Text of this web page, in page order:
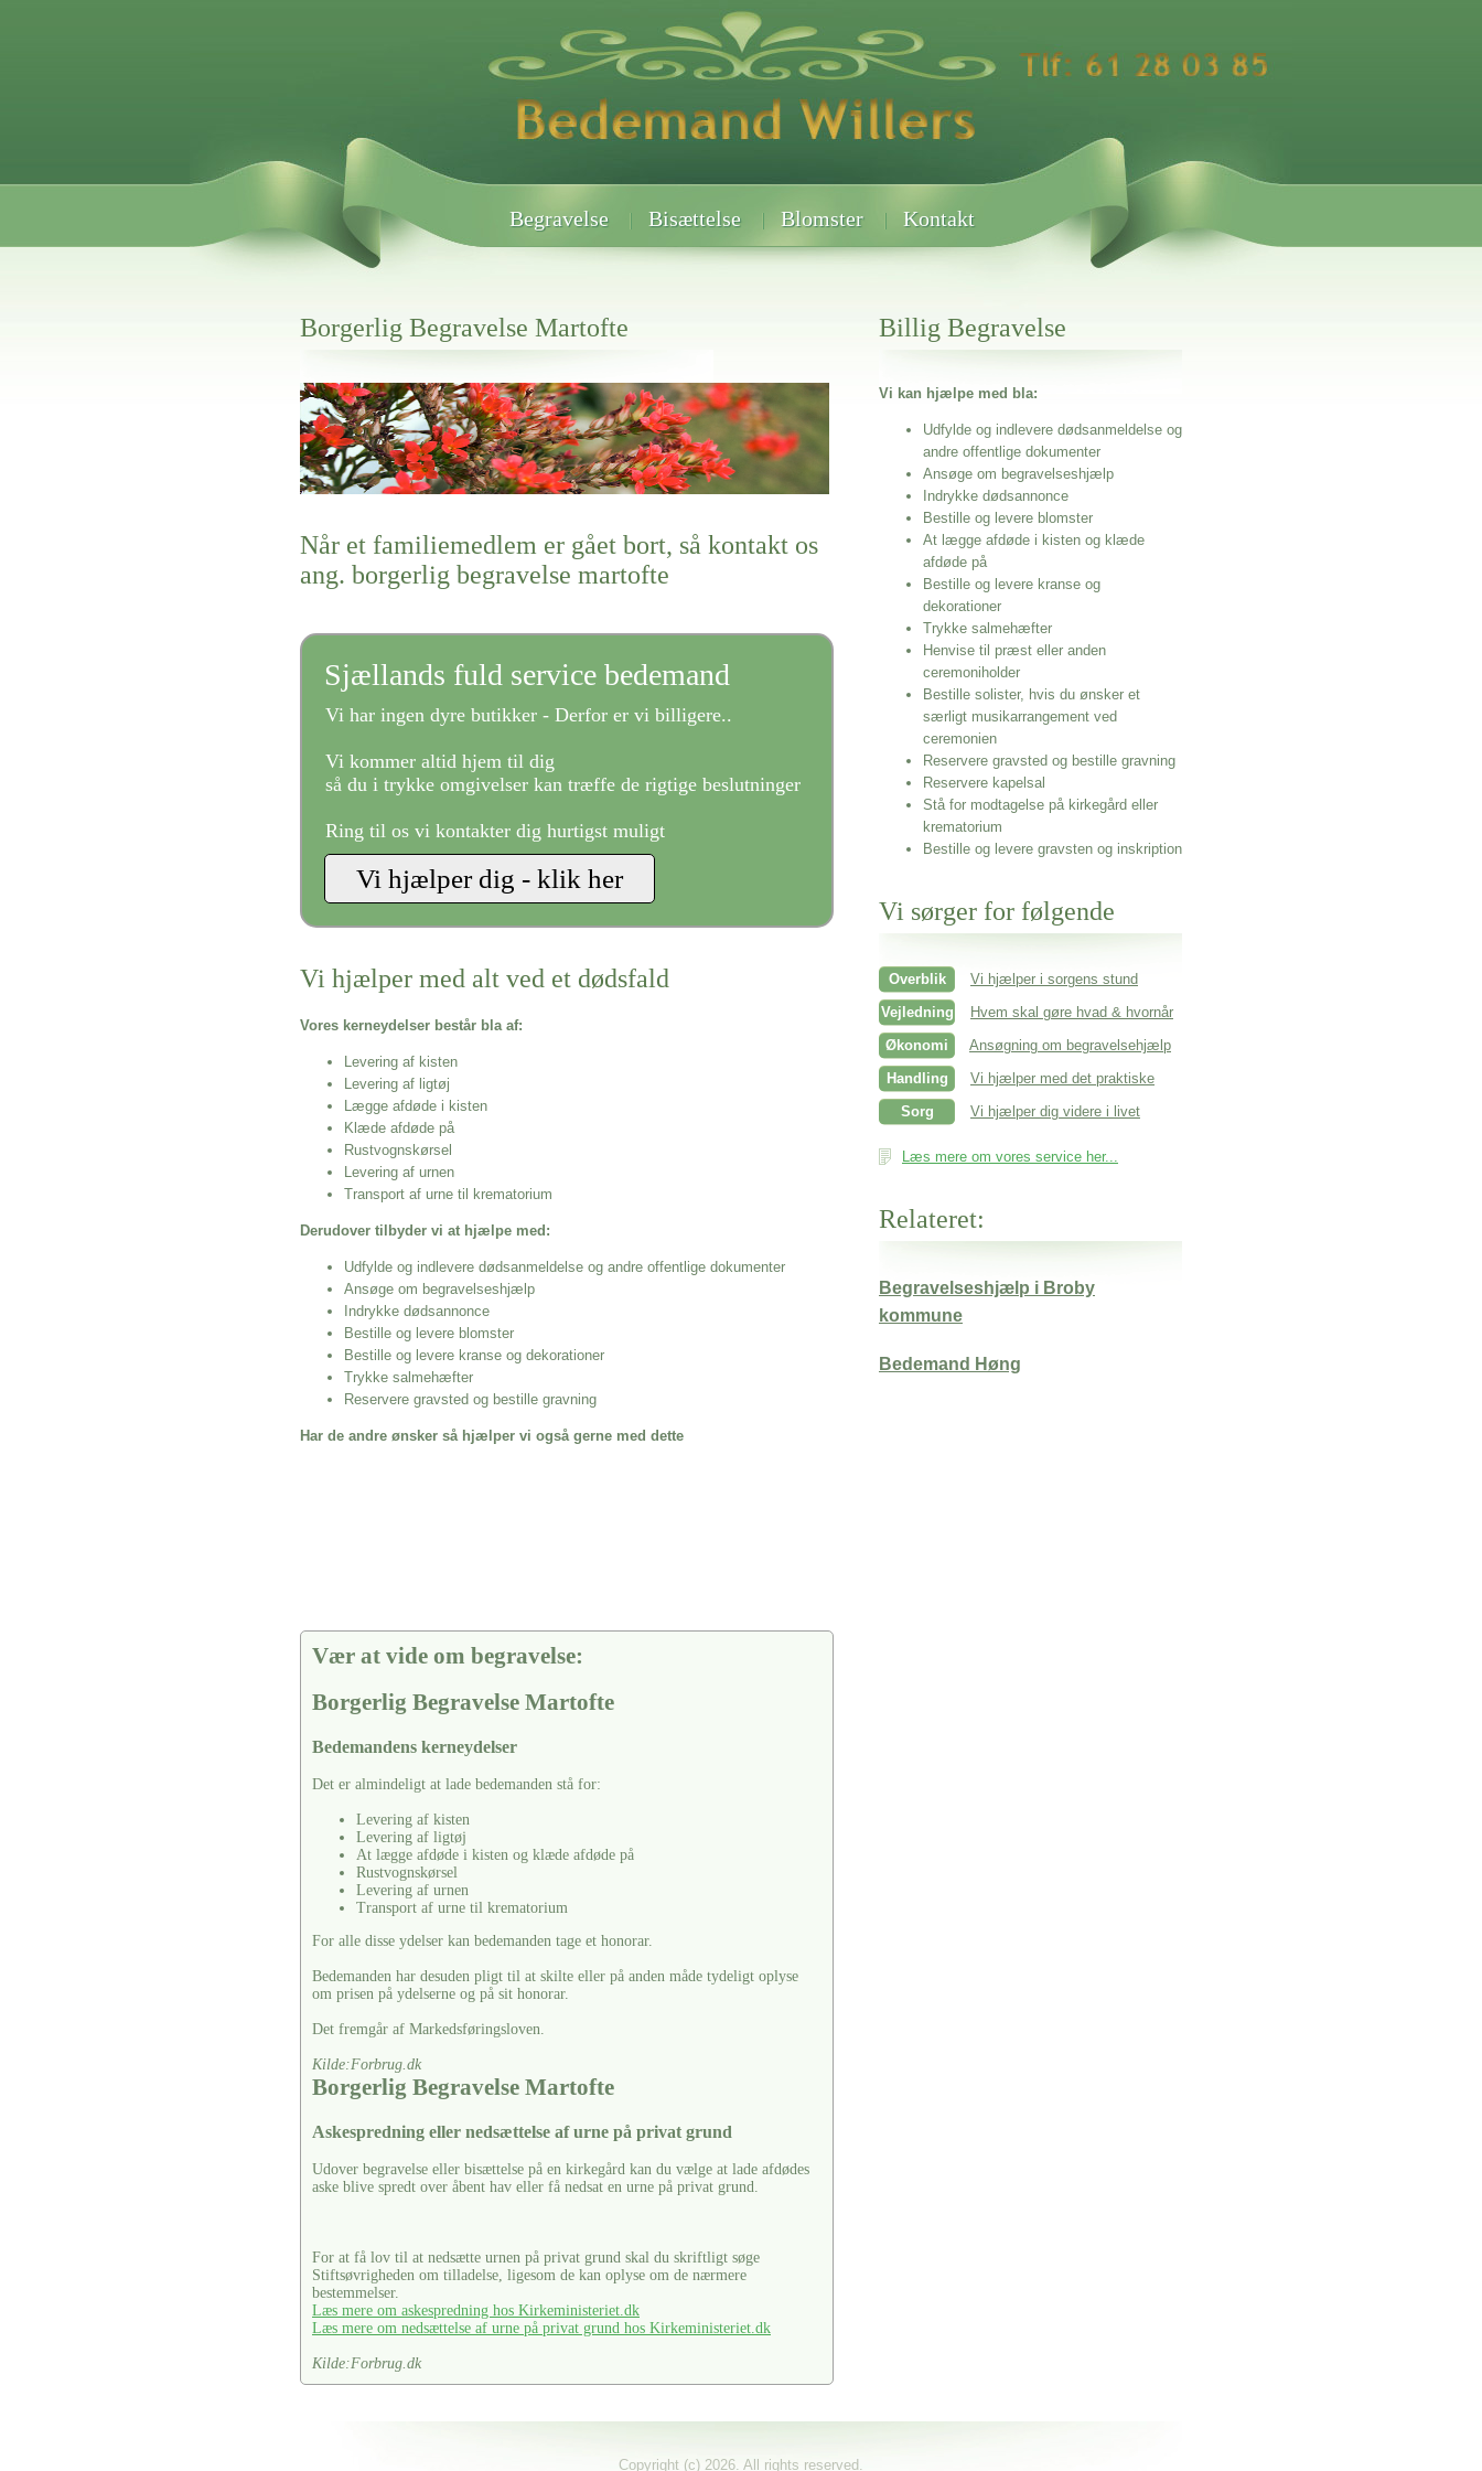
Begravelse Bisættelse Blomster Kontakt
Borgerlig Begravelse Martofte
Her hos os får du altid en god afslutning når det gælder
Borgerlig Begravelse Martofte
vi hjælper i alle faser af begravelsel
Når et familiemedlem er gået bort, så kontakt os
ang. borgerlig begravelse martofte
Sjællands fuld service bedemand
Vi har ingen dyre butikker - Derfor er vi billigere..
Vi kommer altid hjem til dig
så du i trykke omgivelser kan træffe de rigtige beslutninger
Ring til os vi kontakter dig hurtigst muligt
Vi hjælper med alt ved et dødsfald
Vores kerneydelser består bla af:
Levering af kisten
Levering af ligtøj
Lægge afdøde i kisten
Klæde afdøde på
Rustvognskørsel
Levering af urnen
Transport af urne til krematorium
Derudover tilbyder vi at hjælpe med:
Udfylde og indlevere dødsanmeldelse og andre offentlige dokumenter
Ansøge om begravelseshjælp
Indrykke dødsannonce
Bestille og levere blomster
Bestille og levere kranse og dekorationer
Trykke salmehæfter
Reservere gravsted og bestille gravning
Har de andre ønsker så hjælper vi også gerne med dette
Vær at vide om begravelse:
Borgerlig Begravelse Martofte
Bedemandens kerneydelser
Det er almindeligt at lade bedemanden stå for:
Levering af kisten
Levering af ligtøj
At lægge afdøde i kisten og klæde afdøde på
Rustvognskørsel
Levering af urnen
Transport af urne til krematorium
For alle disse ydelser kan bedemanden tage et honorar.
Bedemanden har desuden pligt til at skilte eller på anden måde tydeligt oplyse
om prisen på ydelserne og på sit honorar.
Det fremgår af Markedsføringsloven.
Kilde:Forbrug.dk
Borgerlig Begravelse Martofte
Askespredning eller nedsættelse af urne på privat grund
Udover begravelse eller bisættelse på en kirkegård kan du vælge at lade afdødes
aske blive spredt over åbent hav eller få nedsat en urne på privat grund.
For at få lov til at nedsætte urnen på privat grund skal du skriftligt søge
Stiftsøvrigheden om tilladelse, ligesom de kan oplyse om de nærmere
bestemmelser.
Læs mere om askespredning hos Kirkeministeriet.dk
Læs mere om nedsættelse af urne på privat grund hos Kirkeministeriet.dk
Kilde:Forbrug.dk
Billig Begravelse
Vi kan hjælpe med bla:
Udfylde og indlevere dødsanmeldelse og
andre offentlige dokumenter
Ansøge om begravelseshjælp
Indrykke dødsannonce
Bestille og levere blomster
At lægge afdøde i kisten og klæde
afdøde på
Bestille og levere kranse og
dekorationer
Trykke salmehæfter
Henvise til præst eller anden
ceremoniholder
Bestille solister, hvis du ønsker et
særligt musikarrangement ved
ceremonien
Reservere gravsted og bestille gravning
Reservere kapelsal
Stå for modtagelse på kirkegård eller
krematorium
Bestille og levere gravsten og inskription
Vi sørger for følgende
Overblik
Vi hjælper i sorgens stund
Vejledning
Hvem skal gøre hvad & hvornår
Økonomi
Ansøgning om begravelsehjælp
Handling
Vi hjælper med det praktiske
Sorg
Vi hjælper dig videre i livet
Læs mere om vores service her...
Relateret:
Begravelseshjælp i Broby
kommune
Bedemand Høng
Copyright (c) 2026. All rights reserved.